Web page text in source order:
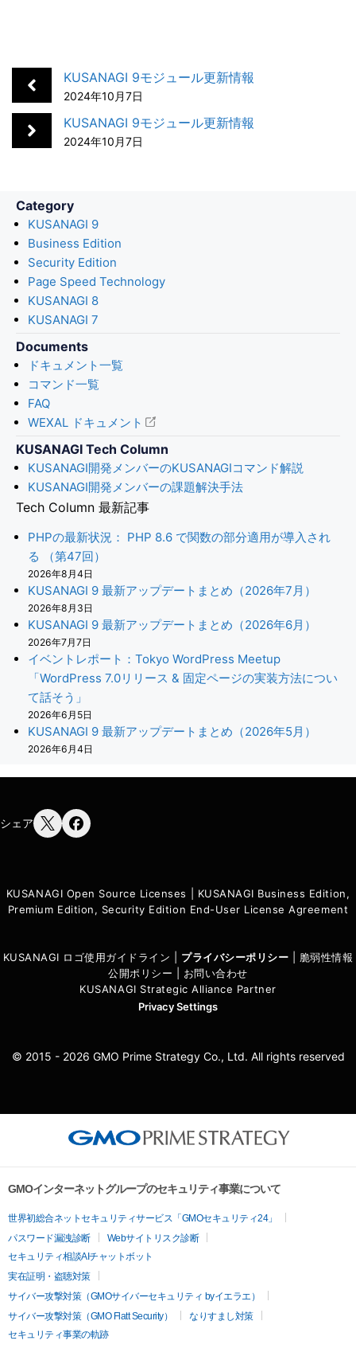
o
e
d
I
n
n
a
e
l
KUSANAGI 9モジュール更新情報
2024年10月7日
KUSANAGI 9モジュール更新情報
2024年10月7日
Category
KUSANAGI 9
Business Edition
Security Edition
Page Speed Technology
KUSANAGI 8
KUSANAGI 7
Documents
ドキュメント一覧
コマンド一覧
FAQ
WEXAL ドキュメント
KUSANAGI Tech Column
KUSANAGI開発メンバーのKUSANAGIコマンド解説
KUSANAGI開発メンバーの課題解決手法
Tech Column 最新記事
PHPの最新状況： PHP 8.6 で関数の部分適用が導入され
る （第47回）
2026年8月4日
KUSANAGI 9 最新アップデートまとめ（2026年7月）
2026年8月3日
KUSANAGI 9 最新アップデートまとめ（2026年6月）
2026年7月7日
イベントレポート：Tokyo WordPress Meetup
「WordPress 7.0リリース & 固定ページの実装方法につい
て話そう」
2026年6月5日
KUSANAGI 9 最新アップデートまとめ（2026年5月）
2026年6月4日
シェア
KUSANAGI Open Source Licenses
KUSANAGI Business Edition,
Premium Edition, Security Edition End-User License Agreement
KUSANAGI ロゴ使用ガイドライン プライバシーポリシー
脆弱性情報
公開ポリシー
お問い合わせ
KUSANAGI Strategic Alliance Partner
Privacy Settings
© 2015 - 2026 GMO Prime Strategy Co., Ltd. All rights reserved
GMOインターネットグループのセキュリティ事業について
世界初総合ネットセキュリティサービス「GMOセキュリティ24」
パスワード漏洩診断
Webサイトリスク診断
セキュリティ相談AIチャットボット
実在証明・盗聴対策
サイバー攻撃対策（GMOサイバーセキュリティ byイエラエ）
サイバー攻撃対策（GMO Flatt Security）
なりすまし対策
セキュリティ事業の軌跡